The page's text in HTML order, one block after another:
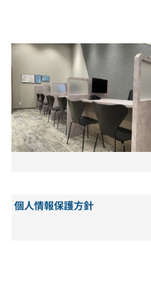
個人情報保護方針